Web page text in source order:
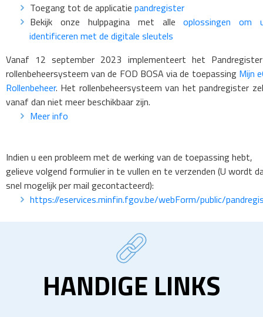
Toegang tot de applicatie pandregister
Bekijk onze hulppagina met alleoplossingen
identificeren met de digitale sleutels
Vanaf 12 september 2023 implementeert het
rollenbeheersysteem van de FOD BOSA via de toepassing Mijn
Rollenbeheer. Het rollenbeheersysteem van het pandregister
vanaf dan niet meer beschikbaar zijn.
Meer info
Indien u een probleem met de werking van de toepassing hebt,
gelieve volgend formulier in te vullen en te verzenden (U wordt
snel mogelijk per mail gecontacteerd):
https://eservices.minfin.fgov.be/webForm/public/
HANDIGE LINKS